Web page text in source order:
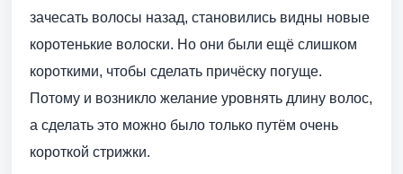
зачесать волосы назад, становились видны новые
коротенькие волоски. Но они были ещё слишком
короткими, чтобы сделать причёску погуще.
Потому и возникло желание уровнять длину волос,
а сделать это можно было только путём очень
короткой стрижки.